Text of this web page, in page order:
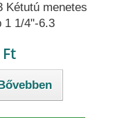
Kétutú menetes
1 1/4"-6.3